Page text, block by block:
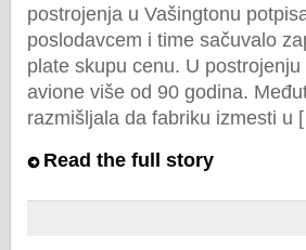
postrojenja u Vašingtonu
poslodavcem i time sačuvalo
plate skupu cenu. U
avione više od 90 godina.
razmišljala da fabriku izmesti u
Read the full story